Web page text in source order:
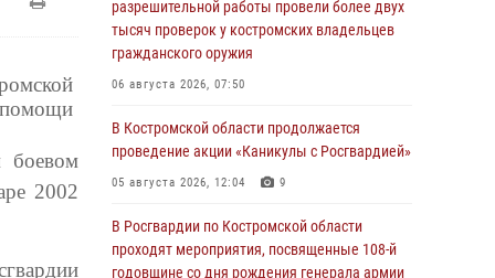
помощи
боевом
2002
разрешительной работы провели более двух
тысяч проверок у костромских владельцев
гражданского оружия
06 августа 2026, 07:50
В Костромской области продолжается
проведение акции «Каникулы с Росгвардией»
05 августа 2026, 12:04 9
В Росгвардии по Костромской области
проходят мероприятия, посвященные 108-й
годовщине со дня рождения генерала армии